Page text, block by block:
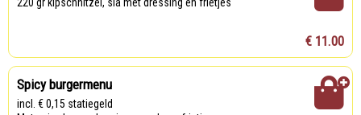
€ 11.00
Spicy burgermenu
incl. € 0,15 statiegeld